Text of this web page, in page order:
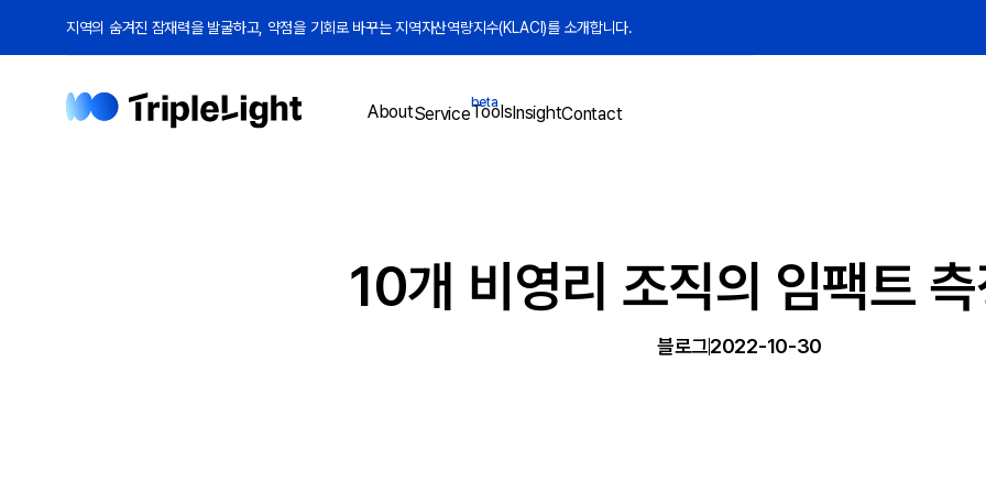
지역의 숨겨진 잠재력을 발굴하고, 약점을 기회로 바꾸는 지역자산역량지수(KLACI)를 소개합니다.
AboutService
beta
ToolsInsightContact
10개 비영리 조직의 임팩트
블로그2022-10-30